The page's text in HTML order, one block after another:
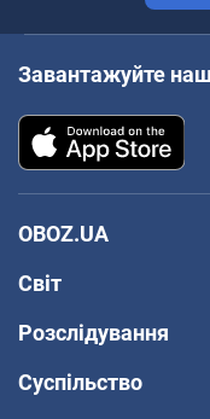
Завантажуйте
OBOZ.UA
Світ
Розслідування
Суспільство